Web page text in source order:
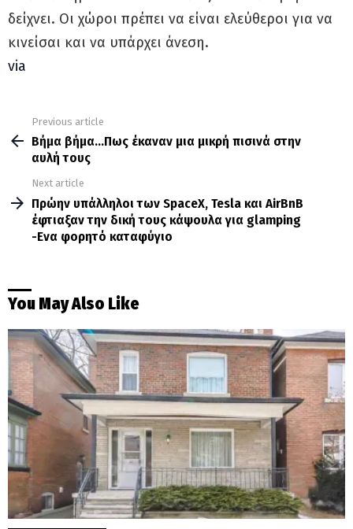
δείχνει. Οι χώροι πρέπει να είναι ελεύθεροι για να
κινείσαι και να υπάρχει άνεση.
via
more
Previous article
Βήμα βήμα…Πως έκαναν μια μικρή πισινά στην
αυλή τους
Next article
Πρώην υπάλληλοι των SpaceX, Tesla και AirBnB
έφτιαξαν την δική τους κάψουλα για glamping
-Ενα φορητό καταφύγιο
You May Also Like